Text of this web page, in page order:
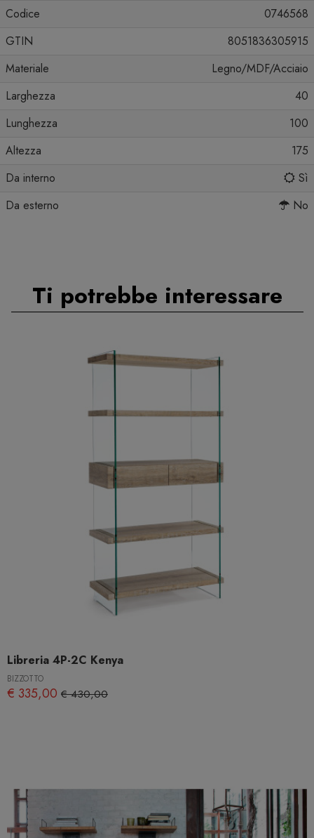
Codice
0746568
GTIN
8051836305915
Materiale
Legno/MDF/Acciaio
Larghezza
40
Lunghezza
100
Altezza
175
Da interno
Sì
Da esterno
No
Ti potrebbe interessare
Libreria 4P-2C Kenya
BIZZOTTO
€ 335,00 € 430,00